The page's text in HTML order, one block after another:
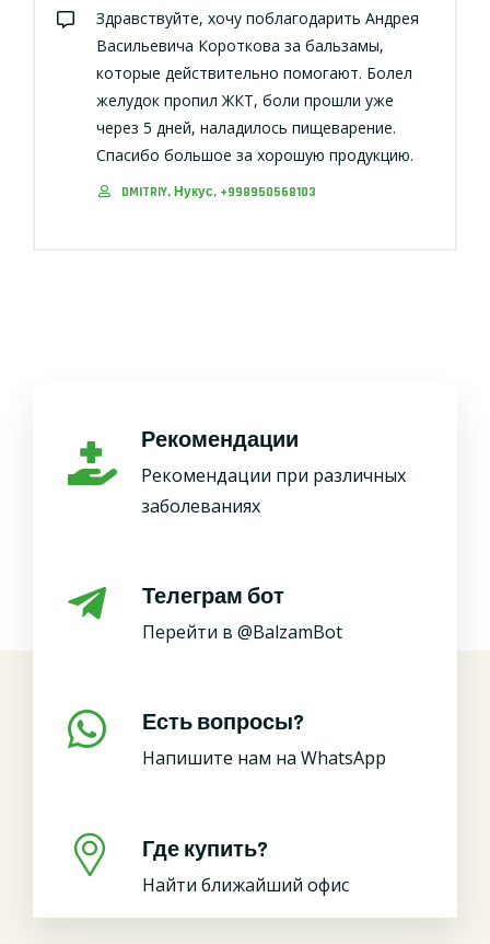
Здравствуйте, хочу поблагодарить Андрея
Васильевича Короткова за бальзамы,
которые действительно помогают. Болел
желудок пропил ЖКТ, боли прошли уже
через 5 дней, наладилось пищеварение.
Спасибо большое за хорошую продукцию.
DMITRIY, Нукус, +998950568103
Рекомендации
Рекомендации при различных
заболеваниях
Телеграм бот
Перейти в @BalzamBot
Есть вопросы?
Напишите нам на WhatsApp
Где купить?
Найти ближайший офис